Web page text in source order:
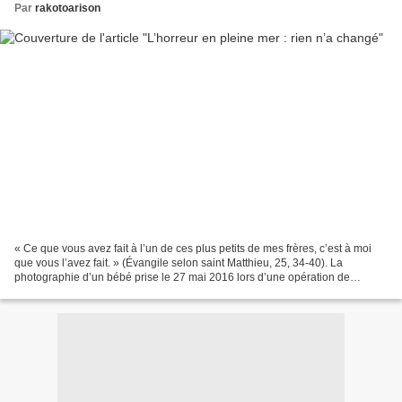
Par rakotoarison
« Ce que vous avez fait à l’un de ces plus petits de mes frères, c’est à moi
que vous l’avez fait. » (Évangile selon saint Matthieu, 25, 34-40). La
photographie d’un bébé prise le 27 mai 2016 lors d’une opération de